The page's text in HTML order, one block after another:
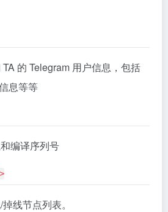
的 Telegram 用户信息，包括
息等等
编译序列号
线节点列表。